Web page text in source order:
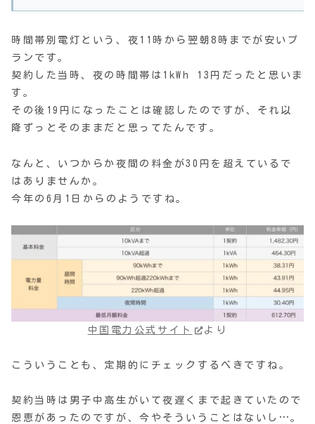
時間帯別電灯という、夜11時から翌朝8時までが安いプ
ランです。
契約した当時、夜の時間帯は1kWh 13円だったと思いま
す。
その後19円になったことは確認したのですが、それ以
降ずっとそのままだと思ってたんです。
なんと、いつからか夜間の料金が30円を超えているで
はありませんか。
今年の6月1日からのようですね。
中国電力公式サイト より
こういうことも、定期的にチェックするべきですね。
契約当時は男子中高生がいて夜遅くまで起きていたので
恩恵があったのですが、今やそういうことはないし…。